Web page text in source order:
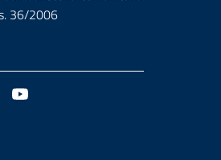
36/2006
Twitter